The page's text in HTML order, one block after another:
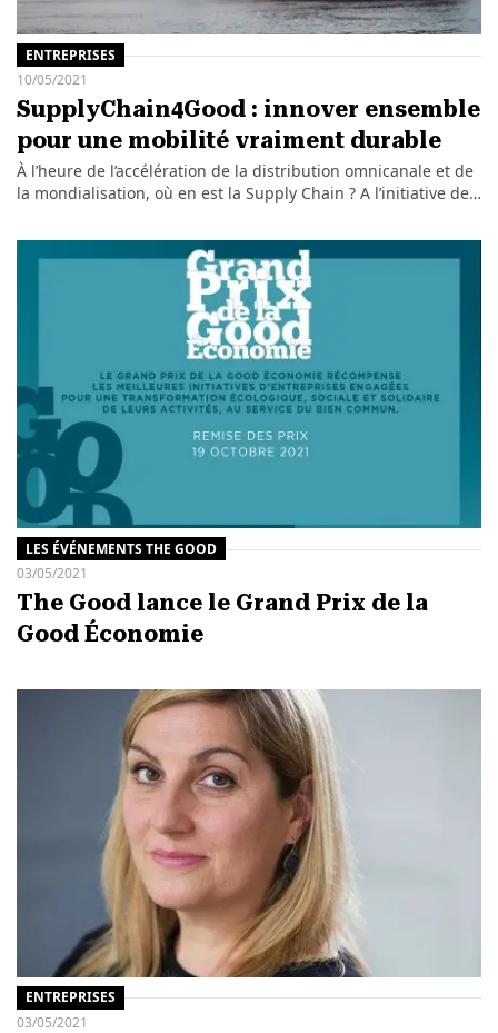
ENTREPRISES
10/05/2021
SupplyChain4Good : innover ensemble
pour une mobilité vraiment durable
À l’heure de l’accélération de la distribution omnicanale et de
la mondialisation, où en est la Supply Chain ? A l’initiative de…
LES ÉVÉNEMENTS THE GOOD
03/05/2021
The Good lance le Grand Prix de la
Good Économie
ENTREPRISES
03/05/2021